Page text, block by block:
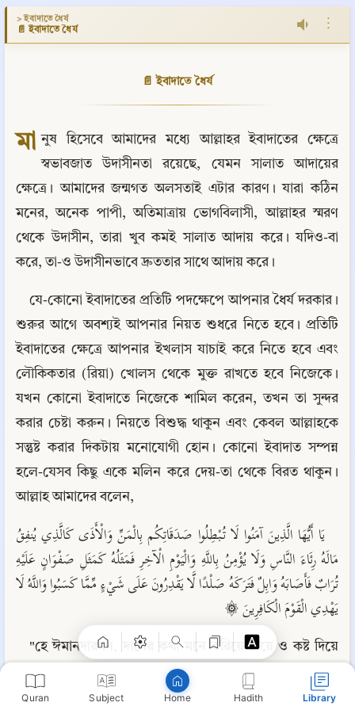
Quran Subject Home Hadith Library
> ইবাদাতে ধৈর্য
📄 ইবাদাতে ধৈর্য ⋮
📄 ইবাদাতে ধৈর্য
মা নুষ হিসেবে আমাদের মধ্যে আল্লাহর ইবাদাতের ক্ষেত্রে
স্বভাবজাত উদাসীনতা রয়েছে, যেমন সালাত আদায়ের
ক্ষেত্রে। আমাদের জন্মগত অলসতাই এটার কারণ। যারা কঠিন
মনের, অনেক পাপী, অতিমাত্রায় ভোগবিলাসী, আল্লাহর স্মরণ
থেকে উদাসীন, তারা খুব কমই সালাত আদায় করে। যদিও-বা
করে, তা-ও উদাসীনভাবে দ্রুততার সাথে আদায় করে।
যে-কোনো ইবাদাতের প্রতিটি পদক্ষেপে আপনার ধৈর্য দরকার।
শুরুর আগে অবশ্যই আপনার নিয়ত শুধরে নিতে হবে। প্রতিটি
ইবাদাতের ক্ষেত্রে আপনার ইখলাস যাচাই করে নিতে হবে এবং
লৌকিকতার (রিয়া) খোলস থেকে মুক্ত রাখতে হবে নিজেকে।
যখন কোনো ইবাদাতে নিজেকে শামিল করেন, তখন তা সুন্দর
করার চেষ্টা করুন। নিয়তে বিশুদ্ধ থাকুন এবং কেবল আল্লাহকে
সন্তুষ্ট করার দিকটায় মনোযোগী হোন। কোনো ইবাদাত সম্পন্ন
হলে-যেসব কিছু একে মলিন করে দেয়-তা থেকে বিরত থাকুন।
আল্লাহ আমাদের বলেন,
يَهْدِي الْقَوْمَ الْكَافِرِينَ ۞
"হে ঈমানদারগণ, দানের কথা মনে করিয়ে দিয়ে ও কষ্ট দিয়ে
তোমরা নিজেদের দান-খয়রাতকে সে ব্যক্তির মতো ব্যর্থ করে দিও
না, যে নিজের ধন লোক দেখানোর জন্য ব্যয় করে থাকে; অথচ সে
Copy